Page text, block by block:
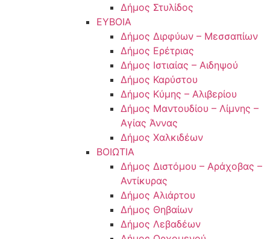
Δήμος Στυλίδος
ΕΥΒΟΙΑ
Δήμος Διρφύων – Μεσσαπίων
Δήμος Ερέτριας
Δήμος Ιστιαίας – Αιδηψού
Δήμος Καρύστου
Δήμος Κύμης – Αλιβερίου
Δήμος Μαντουδίου – Λίμνης –
Αγίας Άννας
Δήμος Χαλκιδέων
ΒΟΙΩΤΙΑ
Δήμος Διστόμου – Αράχοβας –
Αντίκυρας
Δήμος Αλιάρτου
Δήμος Θηβαίων
Δήμος Λεβαδέων